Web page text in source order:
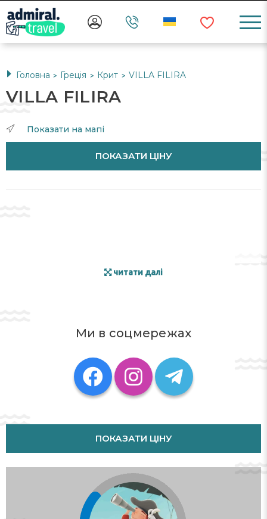
Головна > Греція > Крит > VILLA FILIRA
VILLA FILIRA
Показати на мапі
ПОКАЗАТИ ЦІНУ
читати далі
Ми в соцмережах
ПОКАЗАТИ ЦІНУ